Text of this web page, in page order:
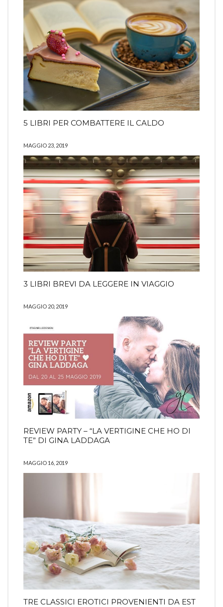
5 LIBRI PER COMBATTERE IL CALDO
MAGGIO 23, 2019
3 LIBRI BREVI DA LEGGERE IN VIAGGIO
MAGGIO 20, 2019
REVIEW PARTY – “LA VERTIGINE CHE HO DI
TE” DI GINA LADDAGA
MAGGIO 16, 2019
TRE CLASSICI EROTICI PROVENIENTI DA EST